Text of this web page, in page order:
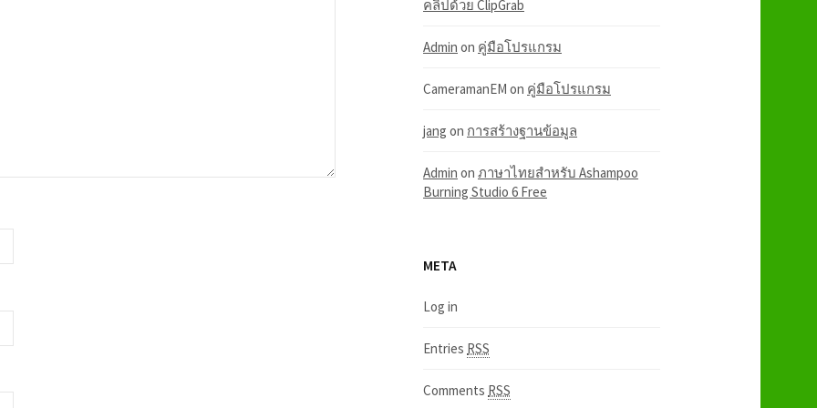
คลิปด้วย ClipGrab
Admin on คู่มือโปรแกรม
CameramanEM on คู่มือโปรแกรม
jang on การสร้างฐานข้อมูล
Admin on ภาษาไทยสำหรับ Ashampoo
Burning Studio 6 Free
META
Log in
Entries RSS
Comments RSS